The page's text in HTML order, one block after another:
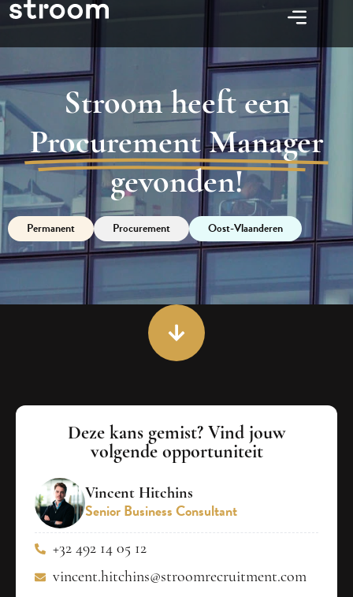
Stroom heeft een
Procurement Manager
gevonden!
Permanent Procurement Oost-Vlaanderen
Deze kans gemist? Vind jouw
volgende opportuniteit
Vincent Hitchins
Senior Business Consultant
+32 492 14 05 12
vincent.hitchins@stroomrecruitment.com